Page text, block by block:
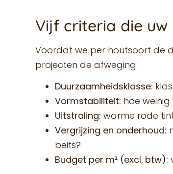
Vijf criteria die uw
Voordat we per houtsoort de
projecten de afweging:
Duurzaamheidsklasse:
Vormstabiliteit: hoe
Uitstraling: warme rode
Vergrijzing en onderhoud:
beits?
Budget per m² (excl. btw):